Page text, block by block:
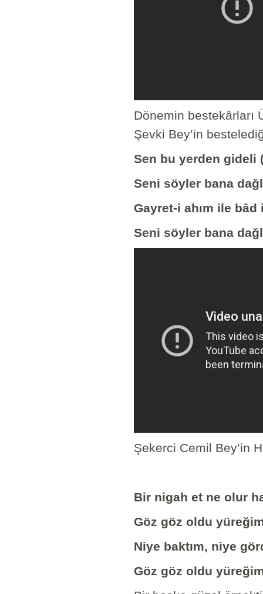
Dönemin bestekârları
Şevki Bey’in
Sen bu yerden gideli
Seni söyler bana
Gayret-i ahım ile bâd
Seni söyler bana
Şekerci Cemil Bey’in
Bir nigah et ne olur
Göz göz oldu
Niye baktım, niye
Göz göz oldu